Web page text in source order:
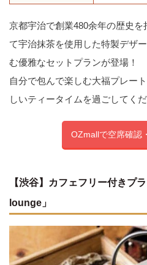
京都宇治で創業480余年の歴史
て宇治抹茶を使用した特製デザ
む優雅なセットプランが登場！
自分で包んで楽しむ大福プレー
しいティータイムを過ごしてくだ
OZmallで空席確認
【渋谷】カフェフリー付きプ
lounge」